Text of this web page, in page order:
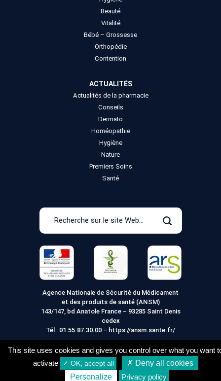
Beauté
Vitalité
Bébé – Grossesse
Orthopédie
Contention
ACTUALITÉS
Actualités de la pharmacie
Conseils
Dermato
Homéopathie
Hygiène
Nature
Premiers Soins
Santé
Recherche
le
site
Web
Rechercher
Agence Nationale de Sécurité du Médicament
et des produits de santé (ANSM)
143/147, bd Anatole France – 93285 Saint Denis
cedex
Tél : 01.55.87.30.00 – https://ansm.sante.fr/
Mentions légales
Conditions générales de vente
Conditions de Livraison
Vie Privée
This site uses cookies and gives you control over what you want
activate
✓ OK, accept all
✗ Deny all cookies
Personalize
Privacy policy